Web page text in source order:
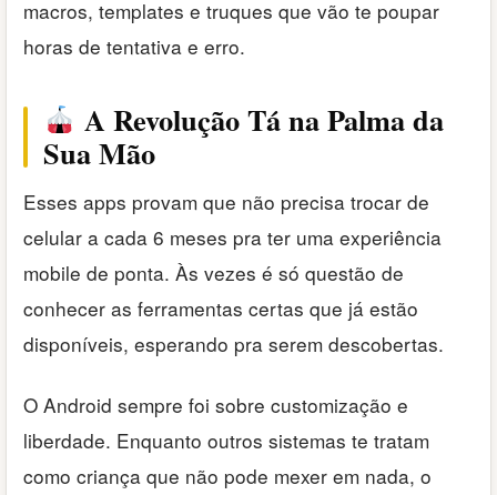
macros, templates e truques que vão te poupar
horas de tentativa e erro.
A Revolução Tá na Palma da
Sua Mão
Esses apps provam que não precisa trocar de
celular a cada 6 meses pra ter uma experiência
mobile de ponta. Às vezes é só questão de
conhecer as ferramentas certas que já estão
disponíveis, esperando pra serem descobertas.
O Android sempre foi sobre customização e
liberdade. Enquanto outros sistemas te tratam
como criança que não pode mexer em nada, o